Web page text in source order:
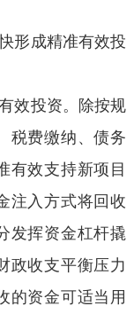
形成精准有效投
效投资。除按规
税费缴纳、债务
有效支持新项目
注入方式将回收
发挥资金杠杆撬
政收支平衡压力
的资金可适当用